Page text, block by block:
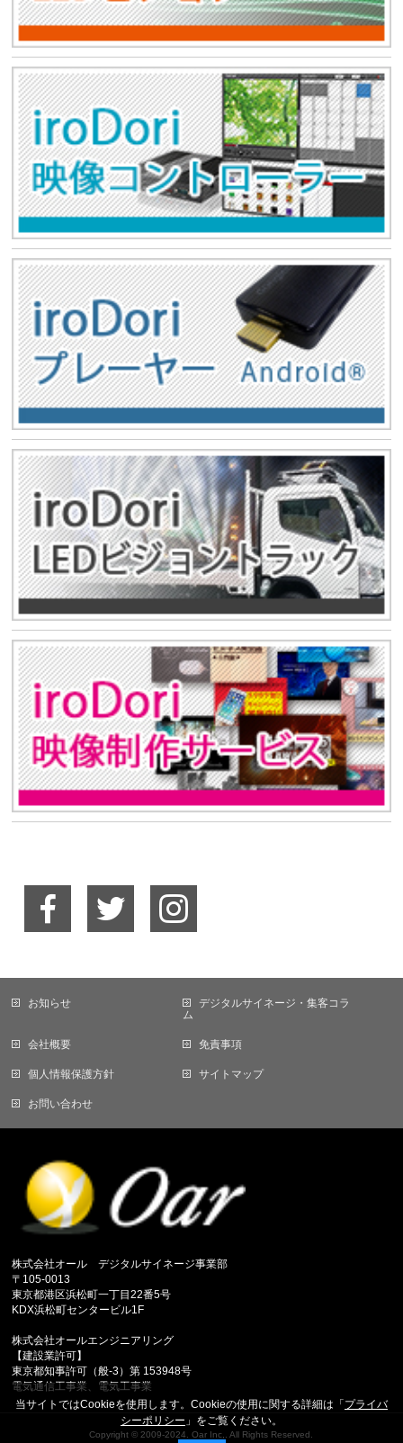
当サイトではCookieを使用します。Cookieの使用に関する詳細は「プライバ
シーポリシー 」をご覧ください。
お知らせ
デジタルサイネージ・集客コラ
ム
会社概要 免責事項
個人情報保護方針 サイトマップ
お問い合わせ
株式会社オール デジタルサイネージ事業部
〒105-0013
東京都港区浜松町一丁目22番5号
KDX浜松町センタービル1F
株式会社オールエンジニアリング
【建設業許可】
東京都知事許可（般-3）第 153948号
電気通信工事業、電気工事業
Copyright © 2009-2024. Oar Inc,. All Rights Reserved.